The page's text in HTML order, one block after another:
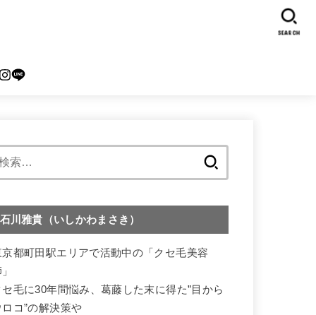
SEARCH
石川雅貴（いしかわまさき）
京都町田駅エリアで活動中の「クセ毛美容
セ毛に30年間悩み、葛藤した末に得た”目から
ロコ”の解決策や